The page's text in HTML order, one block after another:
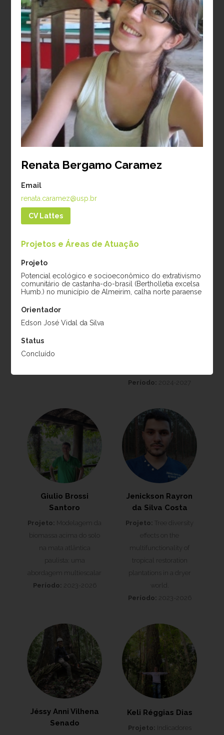
Renata Bergamo Caramez
Email
renata.caramez@usp.br
CV Lattes
Projetos e Áreas de Atuação
Projeto
Potencial ecológico e socioeconômico do extrativismo
comunitário de castanha-do-brasil (Bertholletia excelsa
Humb.) no município de Almeirim, calha norte paraense
Orientador
Edson José Vidal da Silva
Status
Concluído
Projeto:
Recuperação
da biodiversidade e
estoques de carbono na
restauração de
paisagens florestais
Período: 2024-2026
Projeto:
Dendroclimatologia em
Sistemas agroflorestais
(SAFs): relações entre
sanidade, crescimento
diamétrico e mudanças
climáticas em cacau e
cupuaçu na Amazônia
Período:2025-2026
Doutorado
Projeto: Previsão de
resultados ecológicos da
restauração da Mata
Atlântica
da Silva
Projeto: Maximização
Período: 2024-2027
Giulio Brossi
Santoro
Projeto: Modelagem da
biomassa acima do solo
na mata atlântica
paulista: uma
abordagem multiescalar
Período: 2023-2026
Jenickson Rayron
da Silva Costa
Projeto: Tree diversity
effects on the
multifunctionality of
tropical restoration
plantations in a dryer
world.
Período: 2023-2026
Jéssy Anni Vilhena
Senado
Keli Réggias Dias
Projeto: Indicadores